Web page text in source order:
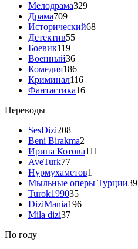
Мелодрама329
Драма709
Исторический68
Детектив55
Боевик119
Военный36
Комедия186
Криминал116
Фантастика16
Переводы
SesDizi208
Beni Birakma2
Ирина Котова111
AveTurk77
Нурмухаметов1
Мыльные оперы Турции39
Turok199035
DiziMania196
Mila dizi37
По году